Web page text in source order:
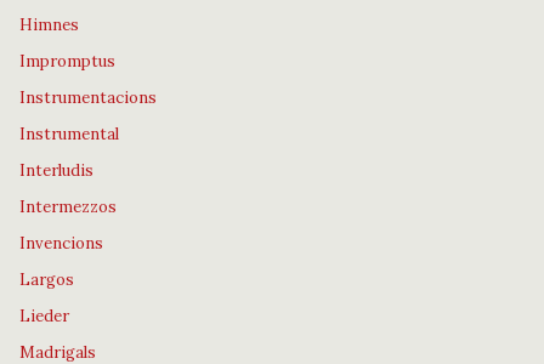
Himnes
Impromptus
Instrumentacions
Instrumental
Interludis
Intermezzos
Invencions
Largos
Lieder
Madrigals